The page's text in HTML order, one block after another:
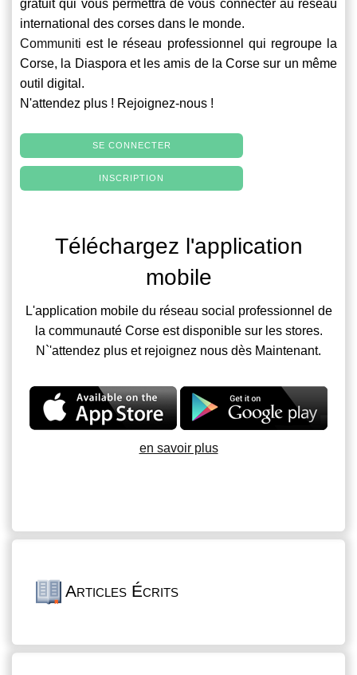
gratuit qui vous permettra de vous connecter au réseau
international des corses dans le monde.
Communiti est le réseau professionnel qui regroupe la
Corse, la Diaspora et les amis de la Corse sur un même
outil digital.
N'attendez plus ! Rejoignez-nous !
SE CONNECTER
INSCRIPTION
Téléchargez l'application
mobile
L'application mobile du réseau social professionnel de
la communauté Corse est disponible sur les stores.
N`'attendez plus et rejoignez nous dès Maintenant.
en savoir plus
Articles Écrits